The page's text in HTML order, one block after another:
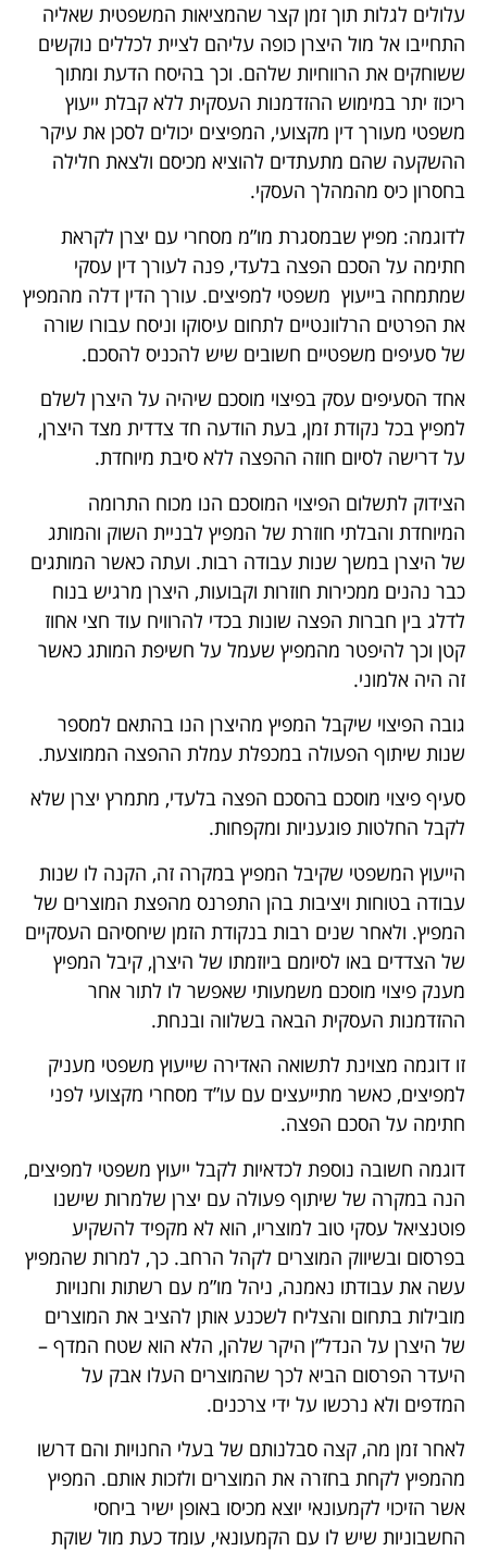
עלולים לגלות תוך זמן קצר שהמציאות המשפטית שאליה
התחייבו אל מול היצרן כופה עליהם לציית לכללים נוקשים
ששוחקים את הרווחיות שלהם. וכך בהיסח הדעת ומתוך
ריכוז יתר במימוש ההזדמנות העסקית ללא קבלת ייעוץ
משפטי מעורך דין מקצועי, המפיצים יכולים לסכן את עיקר
ההשקעה שהם מתעתדים להוציא מכיסם ולצאת חלילה
בחסרון כיס מהמהלך העסקי.
לדוגמה: מפיץ שבמסגרת מו”מ מסחרי עם יצרן לקראת
חתימה על הסכם הפצה בלעדי, פנה לעורך דין עסקי
שמתמחה בייעוץ משפטי למפיצים. עורך הדין דלה מהמפיץ
את הפרטים הרלוונטיים לתחום עיסוקו וניסח עבורו שורה
של סעיפים משפטיים חשובים שיש להכניס להסכם.
אחד הסעיפים עסק בפיצוי מוסכם שיהיה על היצרן לשלם
למפיץ בכל נקודת זמן, בעת הודעה חד צדדית מצד היצרן,
על דרישה לסיום חוזה ההפצה ללא סיבת מיוחדת.
הצידוק לתשלום הפיצוי המוסכם הנו מכוח התרומה
המיוחדת והבלתי חוזרת של המפיץ לבניית השוק והמותג
של היצרן במשך שנות עבודה רבות. ועתה כאשר המותגים
כבר נהנים ממכירות חוזרות וקבועות, היצרן מרגיש בנוח
לדלג בין חברות הפצה שונות בכדי להרוויח עוד חצי אחוז
קטן וכך להיפטר מהמפיץ שעמל על חשיפת המותג כאשר
זה היה אלמוני.
גובה הפיצוי שיקבל המפיץ מהיצרן הנו בהתאם למספר
שנות שיתוף הפעולה במכפלת עמלת ההפצה הממוצעת.
סעיף פיצוי מוסכם בהסכם הפצה בלעדי, מתמרץ יצרן שלא
לקבל החלטות פוגעניות ומקפחות.
הייעוץ המשפטי שקיבל המפיץ במקרה זה, הקנה לו שנות
עבודה בטוחות ויציבות בהן התפרנס מהפצת המוצרים של
המפיץ. ולאחר שנים רבות בנקודת הזמן שיחסיהם העסקיים
של הצדדים באו לסיומם ביוזמתו של היצרן, קיבל המפיץ
מענק פיצוי מוסכם משמעותי שאפשר לו לתור אחר
ההזדמנות העסקית הבאה בשלווה ובנחת.
זו דוגמה מצוינת לתשואה האדירה שייעוץ משפטי מעניק
למפיצים, כאשר מתייעצים עם עו”ד מסחרי מקצועי לפני
חתימה על הסכם הפצה.
דוגמה חשובה נוספת לכדאיות לקבל ייעוץ משפטי למפיצים,
הנה במקרה של שיתוף פעולה עם יצרן שלמרות שישנו
פוטנציאל עסקי טוב למוצריו, הוא לא מקפיד להשקיע
בפרסום ובשיווק המוצרים לקהל הרחב. כך, למרות שהמפיץ
עשה את עבודתו נאמנה, ניהל מו”מ עם רשתות וחנויות
מובילות בתחום והצליח לשכנע אותן להציב את המוצרים
של היצרן על הנדל”ן היקר שלהן, הלא הוא שטח המדף –
היעדר הפרסום הביא לכך שהמוצרים העלו אבק על
המדפים ולא נרכשו על ידי צרכנים.
לאחר זמן מה, קצה סבלנותם של בעלי החנויות והם דרשו
מהמפיץ לקחת בחזרה את המוצרים ולזכות אותם. המפיץ
אשר הזיכוי לקמעונאי יוצא מכיסו באופן ישיר ביחסי
החשבוניות שיש לו עם הקמעונאי, עומד כעת מול שוקת